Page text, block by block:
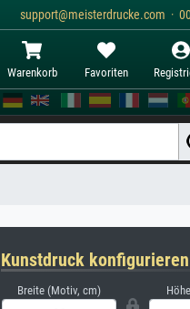
support@meisterdrucke.com ·
Warenkorb Favoriten
Kunstdruck konfigurieren
Breite (Motiv, cm)